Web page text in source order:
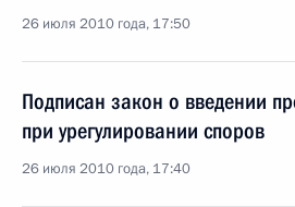
26 июля 2010 года, 17:50
Подписан закон о введении
при урегулировании споров
26 июля 2010 года, 17:40